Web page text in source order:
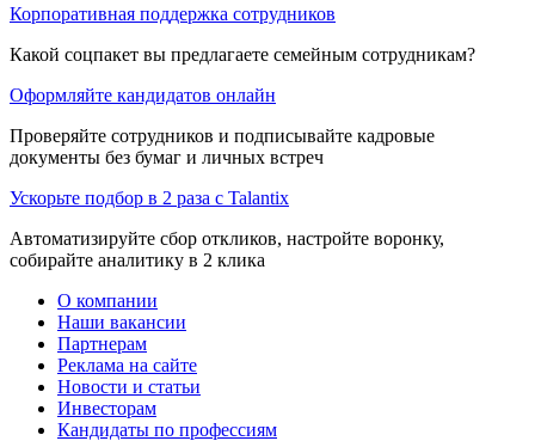
Корпоративная поддержка сотрудников
Какой соцпакет вы предлагаете семейным сотрудникам?
Оформляйте кандидатов онлайн
Проверяйте сотрудников и подписывайте кадровые
документы без бумаг и личных встреч
Ускорьте подбор в 2 раза с Talantix
Автоматизируйте сбор откликов, настройте воронку,
собирайте аналитику в 2 клика
О компании
Наши вакансии
Партнерам
Реклама на сайте
Новости и статьи
Инвесторам
Кандидаты по профессиям